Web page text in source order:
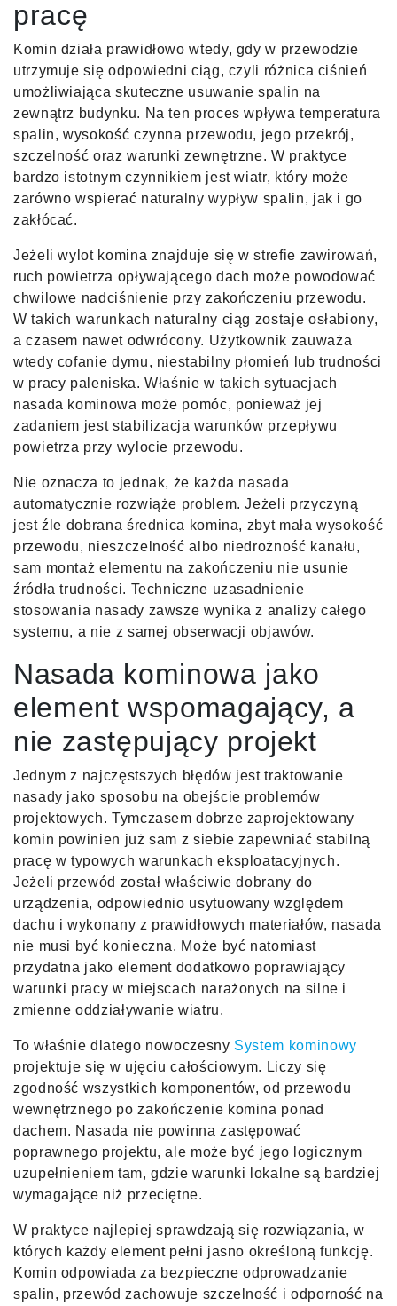
pracę
Komin działa prawidłowo wtedy, gdy w przewodzie
utrzymuje się odpowiedni ciąg, czyli różnica ciśnień
umożliwiająca skuteczne usuwanie spalin na
zewnątrz budynku. Na ten proces wpływa temperatura
spalin, wysokość czynna przewodu, jego przekrój,
szczelność oraz warunki zewnętrzne. W praktyce
bardzo istotnym czynnikiem jest wiatr, który może
zarówno wspierać naturalny wypływ spalin, jak i go
zakłócać.
Jeżeli wylot komina znajduje się w strefie zawirowań,
ruch powietrza opływającego dach może powodować
chwilowe nadciśnienie przy zakończeniu przewodu.
W takich warunkach naturalny ciąg zostaje osłabiony,
a czasem nawet odwrócony. Użytkownik zauważa
wtedy cofanie dymu, niestabilny płomień lub trudności
w pracy paleniska. Właśnie w takich sytuacjach
nasada kominowa może pomóc, ponieważ jej
zadaniem jest stabilizacja warunków przepływu
powietrza przy wylocie przewodu.
Nie oznacza to jednak, że każda nasada
automatycznie rozwiąże problem. Jeżeli przyczyną
jest źle dobrana średnica komina, zbyt mała wysokość
przewodu, nieszczelność albo niedrożność kanału,
sam montaż elementu na zakończeniu nie usunie
źródła trudności. Techniczne uzasadnienie
stosowania nasady zawsze wynika z analizy całego
systemu, a nie z samej obserwacji objawów.
Nasada kominowa jako
element wspomagający, a
nie zastępujący projekt
Jednym z najczęstszych błędów jest traktowanie
nasady jako sposobu na obejście problemów
projektowych. Tymczasem dobrze zaprojektowany
komin powinien już sam z siebie zapewniać stabilną
pracę w typowych warunkach eksploatacyjnych.
Jeżeli przewód został właściwie dobrany do
urządzenia, odpowiednio usytuowany względem
dachu i wykonany z prawidłowych materiałów, nasada
nie musi być konieczna. Może być natomiast
przydatna jako element dodatkowo poprawiający
warunki pracy w miejscach narażonych na silne i
zmienne oddziaływanie wiatru.
To właśnie dlatego nowoczesny System kominowy
projektuje się w ujęciu całościowym. Liczy się
zgodność wszystkich komponentów, od przewodu
wewnętrznego po zakończenie komina ponad
dachem. Nasada nie powinna zastępować
poprawnego projektu, ale może być jego logicznym
uzupełnieniem tam, gdzie warunki lokalne są bardziej
wymagające niż przeciętne.
W praktyce najlepiej sprawdzają się rozwiązania, w
których każdy element pełni jasno określoną funkcję.
Komin odpowiada za bezpieczne odprowadzanie
spalin, przewód zachowuje szczelność i odporność na